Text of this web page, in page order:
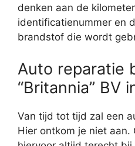
denken aan de
identificatienummer en
brandstof die wordt
Auto reparatie
“Britannia” BV
Van tijd tot tijd zal een
Hier ontkom je niet aan.